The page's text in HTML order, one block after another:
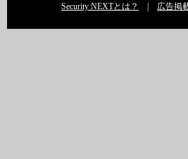
Security NEXTとは？ 広告掲